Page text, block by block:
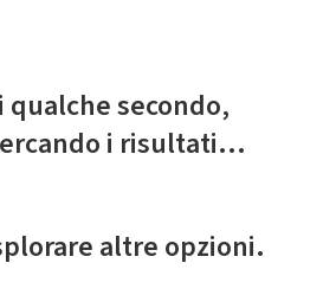
secondo,
i risultati...
altre opzioni.